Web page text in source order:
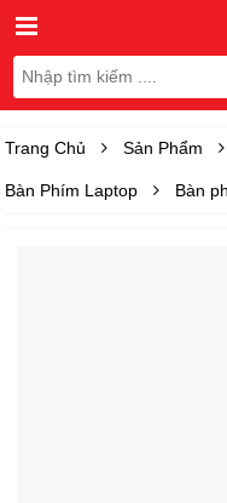
Trang Chủ Sản Phẩm
Bàn Phím Laptop Bàn